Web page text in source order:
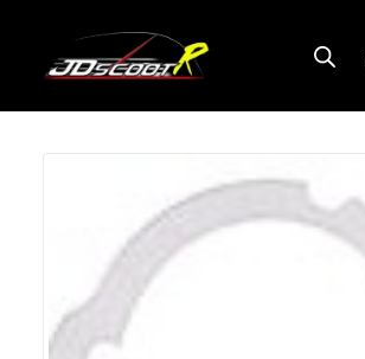
RECHERCHE PAR MODÈLE
CONTACT